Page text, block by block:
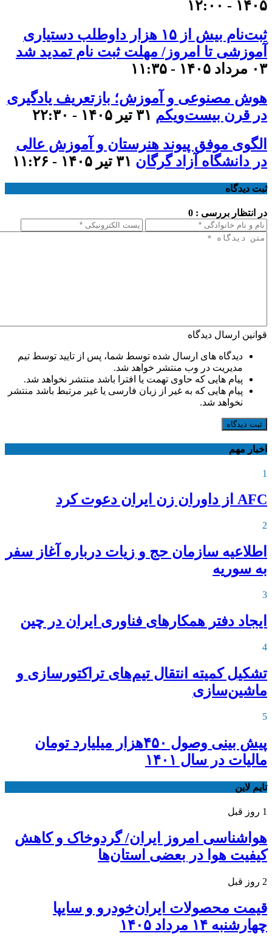
۱۴۰۵ - ۱۲:۰۰
ثبت‌نام بیش از ۱۵ هزار داوطلب دستیاری
آموزشی تا امروز/ مهلت ثبت نام تمدید شد
۰۳ مرداد ۱۴۰۵ - ۱۱:۳۵
هوش مصنوعی و آموزش؛ بازتعریف یادگیری
در قرن بیست‌ویکم ۳۱ تیر ۱۴۰۵ - ۲۲:۳۰
الگوی موفق پیوند هنرستان و آموزش عالی
در دانشگاه آزاد گرگان ۳۱ تیر ۱۴۰۵ - ۱۱:۲۶
ثبت دیدگاه
در انتظار بررسی : 0
قوانین ارسال دیدگاه
دیدگاه های ارسال شده توسط شما، پس از تایید توسط تیم
مدیریت در وب منتشر خواهد شد.
پیام هایی که حاوی تهمت یا افترا باشد منتشر نخواهد شد.
پیام هایی که به غیر از زبان فارسی یا غیر مرتبط باشد منتشر
نخواهد شد.
ثبت دیدگاه
اخبار مهم
1
AFC از داوران زن ایران دعوت کرد
2
اطلاعیه‌ سازمان حج و زیات درباره آغاز سفر
به سوریه
3
ایجاد دفتر همکارهای فناوری ایران در چین
4
تشکیل کمیته انتقال تیم‌های تراکتورسازی و
ماشین‌سازی
5
پیش بینی وصول ۴۵۰هزار میلیارد تومان
مالیات در سال ۱۴۰۱
تایم لاین
1 روز قبل
هواشناسی امروز ایران/ گردوخاک و کاهش
کیفیت هوا در بعضی استان‌ها
2 روز قبل
قیمت محصولات ایران‌خودرو و سایپا
چهارشنبه ۱۴ مرداد ۱۴۰۵